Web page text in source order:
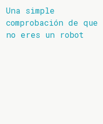
Una simple
comprobación de que
no eres un robot